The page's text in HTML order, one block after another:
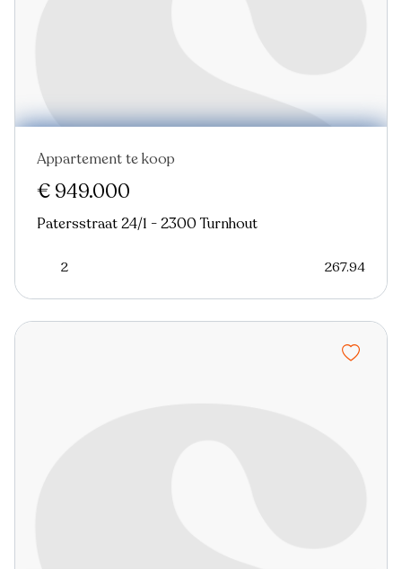
Nieuw
Appartement te koop
€ 949.000
Patersstraat 24/1 - 2300 Turnhout
2 267.94